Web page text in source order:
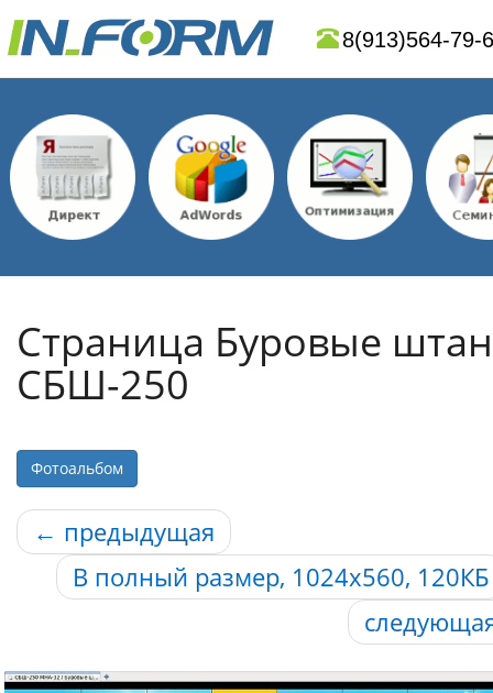
8(913)564-79-
Страница Буровые
СБШ-250
Фотоальбом
← предыдущая
В полный размер, 1024x560, 120КБ